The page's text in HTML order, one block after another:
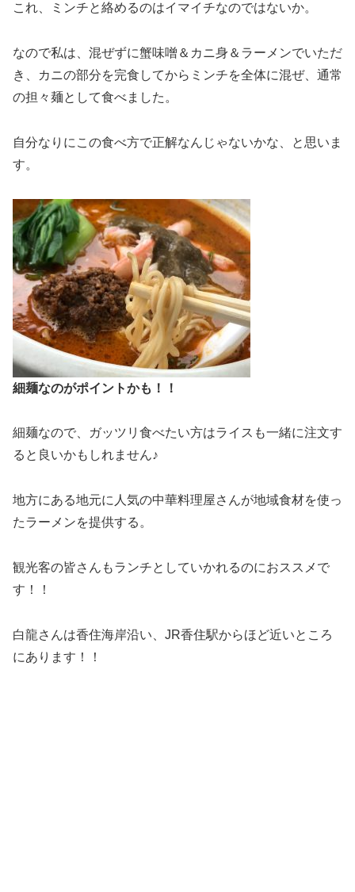
これ、ミンチと絡めるのはイマイチなのではないか。
なので私は、混ぜずに蟹味噌＆カニ身＆ラーメンでいただ
き、カニの部分を完食してからミンチを全体に混ぜ、通常
の担々麺として食べました。
自分なりにこの食べ方で正解なんじゃないかな、と思いま
す。
細麺なのがポイントかも！！
細麺なので、ガッツリ食べたい方はライスも一緒に注文す
ると良いかもしれません♪
地方にある地元に人気の中華料理屋さんが地域食材を使っ
たラーメンを提供する。
観光客の皆さんもランチとしていかれるのにおススメで
す！！
白龍さんは香住海岸沿い、JR香住駅からほど近いところ
にあります！！